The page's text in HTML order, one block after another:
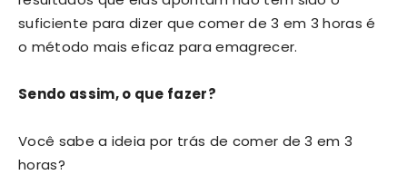
suficiente para dizer que comer de 3 em 3 horas é
o método mais eficaz para emagrecer.
Sendo assim, o que fazer?
Você sabe a ideia por trás de comer de 3 em 3
horas?